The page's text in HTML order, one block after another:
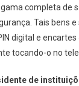
gama completa de
Tais bens
digital e
tocando-o no
de